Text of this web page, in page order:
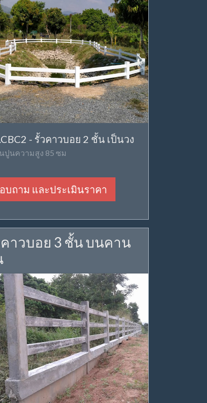
- รั้วคาวบอย 2 ชั้น เป็นวง
ปูนความสูง 85 ซม
บถาม และประเมินราคา
าวบอย 3 ชั้น บนคาน